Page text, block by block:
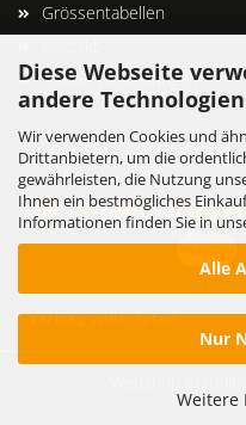
Diese Webseite
andere Technologien
Wir verwenden Cookies und
Drittanbietern, um die
gewährleisten, die Nutzung
Ihnen ein bestmögliches
Informationen finden Sie in
Alle
Nur
Weitere
Grössentabellen
Cookie Einstellungen
Vertrag widerrufen